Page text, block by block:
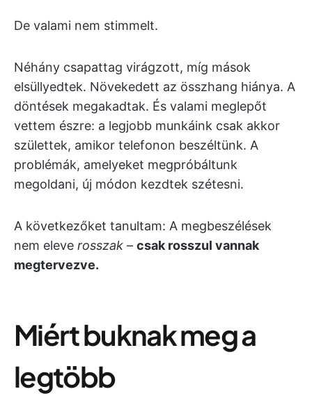
De valami nem stimmelt.
Néhány csapattag virágzott, míg mások
elsüllyedtek. Növekedett az összhang hiánya. A
döntések megakadtak. És valami meglepőt
vettem észre: a legjobb munkáink csak akkor
születtek, amikor telefonon beszéltünk. A
problémák, amelyeket megpróbáltunk
megoldani, új módon kezdtek szétesni.
A következőket tanultam: A megbeszélések
nem eleve rosszak – csak rosszul vannak
megtervezve.
Miért buknak meg a
legtöbb